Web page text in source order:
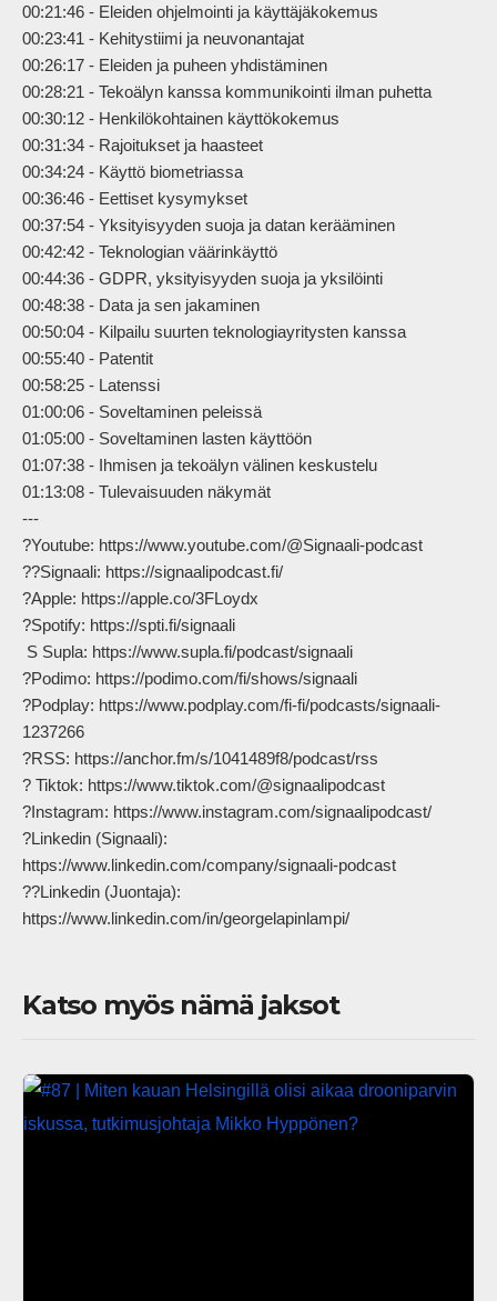
00:21:46 - Eleiden ohjelmointi ja käyttäjäkokemus
00:23:41 - Kehitystiimi ja neuvonantajat
00:26:17 - Eleiden ja puheen yhdistäminen
00:28:21 - Tekoälyn kanssa kommunikointi ilman puhetta
00:30:12 - Henkilökohtainen käyttökokemus
00:31:34 - Rajoitukset ja haasteet
00:34:24 - Käyttö biometriassa
00:36:46 - Eettiset kysymykset
00:37:54 - Yksityisyyden suoja ja datan kerääminen
00:42:42 - Teknologian väärinkäyttö
00:44:36 - GDPR, yksityisyyden suoja ja yksilöinti
00:48:38 - Data ja sen jakaminen
00:50:04 - Kilpailu suurten teknologiayritysten kanssa
00:55:40 - Patentit
00:58:25 - Latenssi
01:00:06 - Soveltaminen peleissä
01:05:00 - Soveltaminen lasten käyttöön
01:07:38 - Ihmisen ja tekoälyn välinen keskustelu
01:13:08 - Tulevaisuuden näkymät
---
?Youtube: https://www.youtube.com/@Signaali-podcast
??Signaali: https://signaalipodcast.fi/
?Apple: https://apple.co/3FLoydx
?Spotify: https://spti.fi/signaali
?Podimo: https://podimo.com/fi/shows/signaali
?Podplay: https://www.podplay.com/fi-fi/podcasts/signaali-
1237266
?RSS: https://anchor.fm/s/1041489f8/podcast/rss
? Tiktok: https://www.tiktok.com/@signaalipodcast
?Instagram: https://www.instagram.com/signaalipodcast/
?Linkedin (Signaali):
https://www.linkedin.com/company/signaali-podcast
??Linkedin (Juontaja):
https://www.linkedin.com/in/georgelapinlampi/
Katso myös nämä jaksot